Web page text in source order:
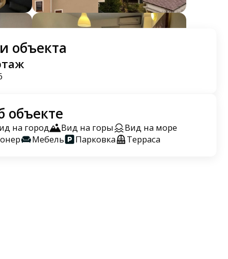
объекта
объекте
на город Вид на горы
Вид на море
Мебель Парковка Терраса